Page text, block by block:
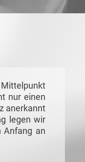
Mittelpunkt
nur einen
anerkannt
legen wir
Anfang an